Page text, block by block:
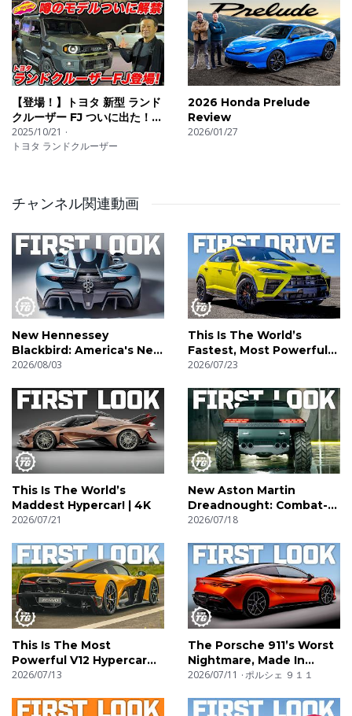
【登場！】トヨタ 新型 ランド
クルーザー FJ ついに出た！
待望の末っ子は オフも本格
派！
2025/10/21
トヨタ ランドクルーザー
2026 Honda Prelude
Review
2026/01/27
チャンネル関連動画
New Hennessey
Blackbird: America's New
Hypercar! | 4K
2026/08/03
This Is The World’s
Fastest, Most Powerful
SUV! | 4K
2026/07/23
This Is The World’s
Maddest Hypercar! | 4K
2026/07/21
New Aston Martin
Dreadnought: Combat-
Ready V12 Supertruck! |
2026/07/18
This Is The Most
Powerful V12 Hypercar
Ever! | 4K
2026/07/13
The Porsche 911’s Worst
Nightmare, Made In
China! | 4K
2026/07/11 ポルシェ ９１１